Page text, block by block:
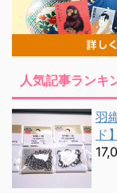
人気記事ランキ
羽
ド】